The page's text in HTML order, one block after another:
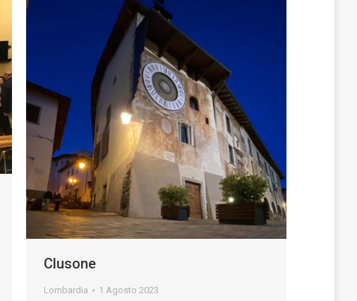
Clusone
Lombardia 1 Agosto 2023